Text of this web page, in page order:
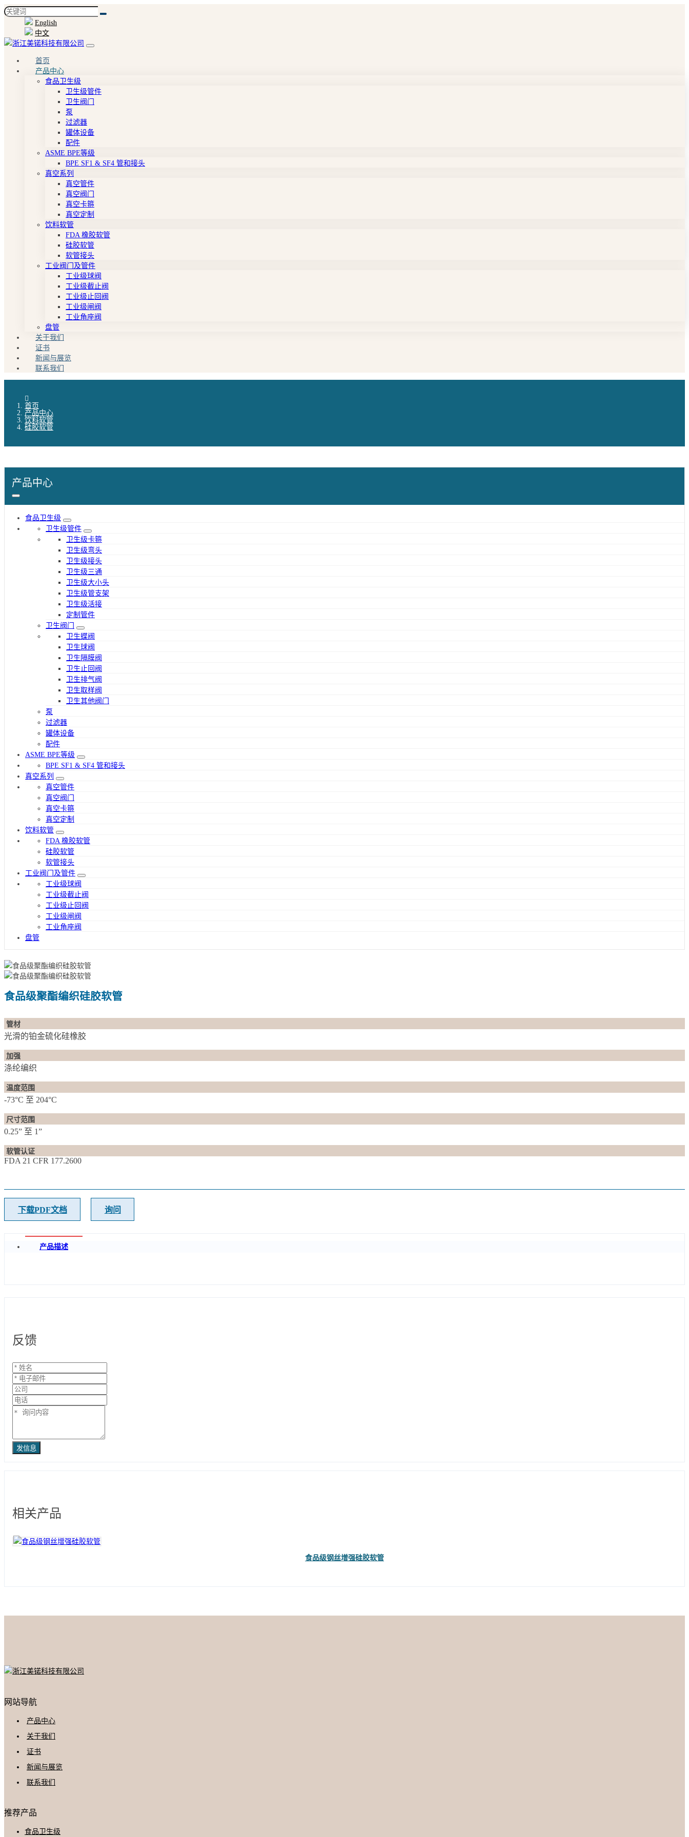
English
中文
首页
产品中心
食品卫生级
卫生级管件
卫生阀门
泵
过滤器
罐体设备
配件
ASME BPE等级
BPE SF1 & SF4 管和接头
真空系列
真空管件
真空阀门
真空卡箍
真空定制
饮料软管
FDA 橡胶软管
硅胶软管
软管接头
工业阀门及管件
工业级球阀
工业级截止阀
工业级止回阀
工业级闸阀
工业角座阀
盘管
关于我们
证书
新闻与展览
联系我们
首页
产品中心
饮料软管
硅胶软管
产品中心
食品卫生级
卫生级管件
卫生级卡箍
卫生级弯头
卫生级接头
卫生级三通
卫生级大小头
卫生级管支架
卫生级活接
定制管件
卫生阀门
卫生蝶阀
卫生球阀
卫生隔膜阀
卫生止回阀
卫生排气阀
卫生取样阀
卫生其他阀门
泵
过滤器
罐体设备
配件
ASME BPE等级
BPE SF1 & SF4 管和接头
真空系列
真空管件
真空阀门
真空卡箍
真空定制
饮料软管
FDA 橡胶软管
硅胶软管
软管接头
工业阀门及管件
工业级球阀
工业级截止阀
工业级止回阀
工业级闸阀
工业角座阀
盘管
食品级聚酯编织硅胶软管
管材
光滑的铂金硫化硅橡胶
加强
涤纶编织
温度范围
-73°C 至 204°C
尺寸范围
0.25” 至 1”
软管认证
FDA 21 CFR 177.2600
下载PDF文档 询问
产品描述
反馈
发信息
相关产品
食品级钢丝增强硅胶软管
网站导航
产品中心
关于我们
证书
新闻与展览
联系我们
推荐产品
食品卫生级